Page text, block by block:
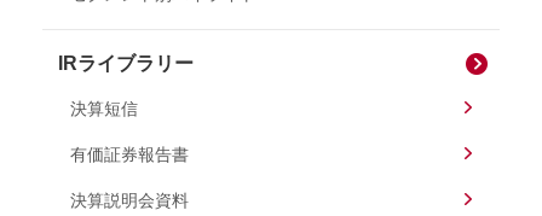
IRライブラリー
決算短信
有価証券報告書
決算説明会資料